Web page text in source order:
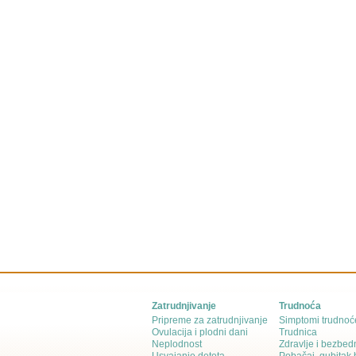
Zatrudnjivanje
Pripreme za zatrudnjivanje
Ovulacija i plodni dani
Neplodnost
Trudnoća
Simptomi
Trudnica
Zdravlje i